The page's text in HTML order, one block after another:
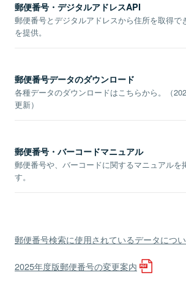
郵便番号・デジタルアドレスAPI
郵便番号とデジタルアドレスから住所を取得で
を提供。
郵便番号データのダウンロード
各種データのダウンロードはこちらから。（
更新）
郵便番号・バーコードマニュアル
郵便番号や、バーコードに関するマニュアルを
す。
郵便番号検索に使用されているデータにつ
2025年度版郵便番号の変更案内